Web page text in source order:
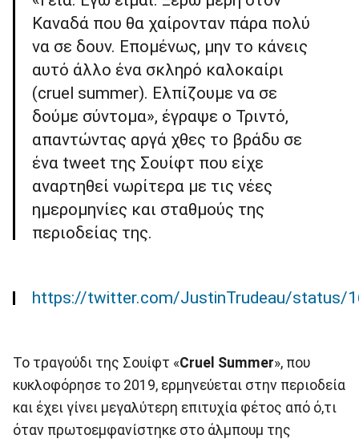
Καναδά που θα χαίρονταν πάρα πολύ
να σε δουν. Επομένως, μην το κάνεις
αυτό άλλο ένα σκληρό καλοκαίρι
(cruel summer). Ελπίζουμε να σε
δούμε σύντομα», έγραψε ο Τριντό,
απαντώντας αργά χθες το βράδυ σε
ένα tweet της Σουίφτ που είχε
αναρτηθεί νωρίτερα με τις νέες
ημερομηνίες και σταθμούς της
περιοδείας της.
https://twitter.com/JustinTrudeau/status/
Το τραγούδι της Σουίφτ «Cruel Summer», που
κυκλοφόρησε το 2019, ερμηνεύεται στην περιοδεία
και έχει γίνει μεγαλύτερη επιτυχία φέτος από ό,τι
όταν πρωτοεμφανίστηκε στο άλμπουμ της